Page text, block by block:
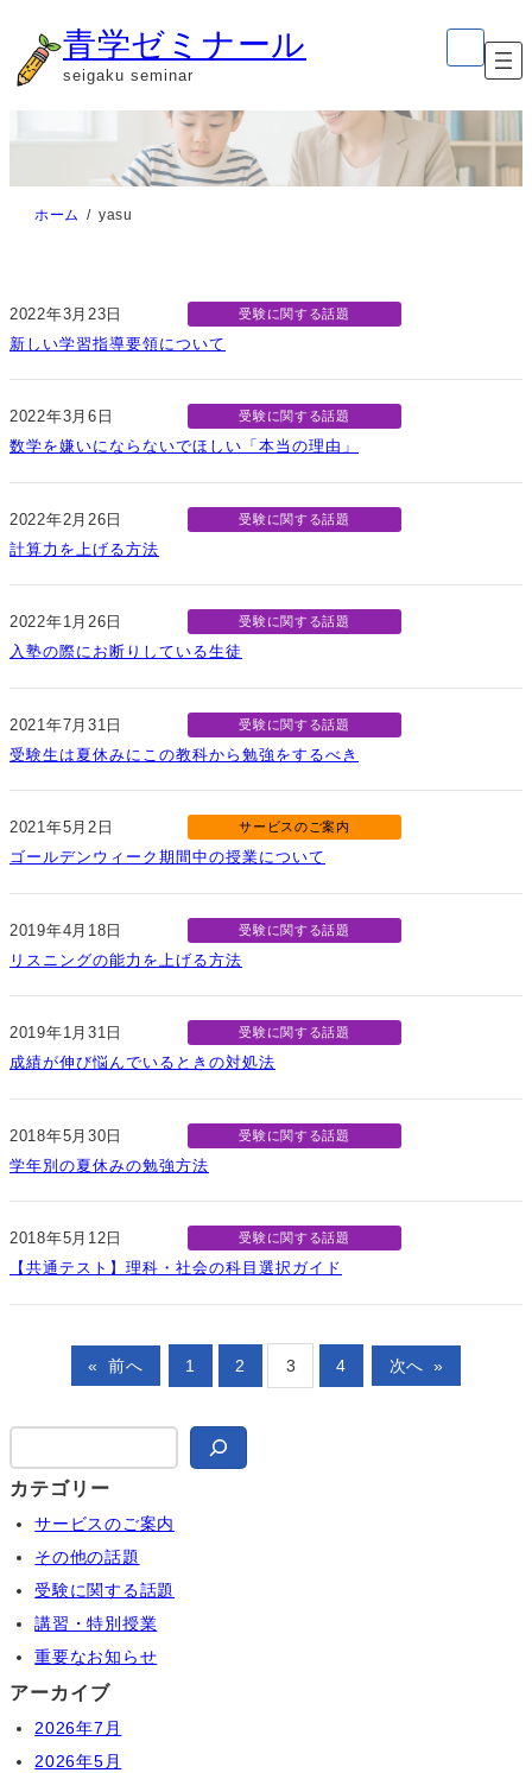
を
ッ
青学ゼミナール
seigaku seminar
ア
コ
ク
ホーム yasu
2022年3月23日 受験に関する話題
新しい学習指導要領について
2022年3月6日 受験に関する話題
数学を嫌いにならないでほしい「本当の理由」
2022年2月26日 受験に関する話題
計算力を上げる方法
2022年1月26日 受験に関する話題
入塾の際にお断りしている生徒
2021年7月31日 受験に関する話題
受験生は夏休みにこの教科から勉強をするべき
2021年5月2日 サービスのご案内
ゴールデンウィーク期間中の授業について
2019年4月18日 受験に関する話題
リスニングの能力を上げる方法
2019年1月31日 受験に関する話題
成績が伸び悩んでいるときの対処法
2018年5月30日 受験に関する話題
学年別の夏休みの勉強方法
2018年5月12日 受験に関する話題
【共通テスト】理科・社会の科目選択ガイド
« 前へ 1 2 3 4 次へ »
索
カテゴリー
サービスのご案内
その他の話題
受験に関する話題
講習・特別授業
重要なお知らせ
アーカイブ
2026年7月
2026年5月